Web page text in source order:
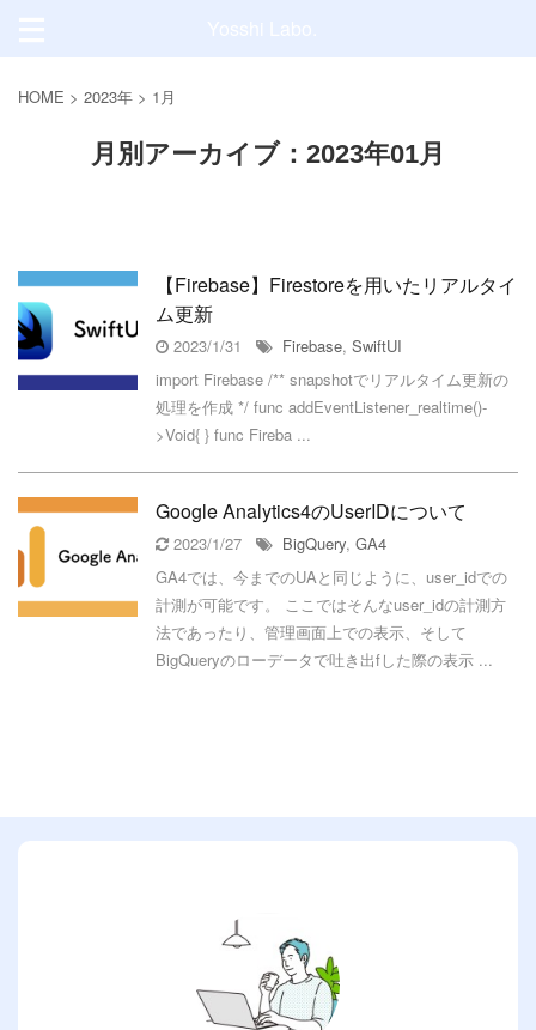
HOME > 2023年 > 1月
月別アーカイブ：2023年01月
【Firebase】Firestoreを用いたリアルタイ
ム更新
2023/1/31 Firebase, SwiftUI
import Firebase /** snapshotでリアルタイム更新の
処理を作成 */ func addEventListener_realtime()-
>Void{ } func Fireba ...
Google Analytics4のUserIDについて
2023/1/27 BigQuery, GA4
GA4では、今までのUAと同じように、user_idでの
計測が可能です。 ここではそんなuser_idの計測方
法であったり、管理画面上での表示、そして
BigQueryのローデータで吐き出fした際の表示 ...